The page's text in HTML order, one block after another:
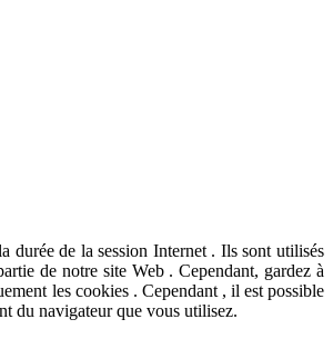
durée de la session Internet . Ils sont utilisés
de notre site Web . Cependant, gardez à
les cookies . Cependant , il est possible
du navigateur que vous utilisez.